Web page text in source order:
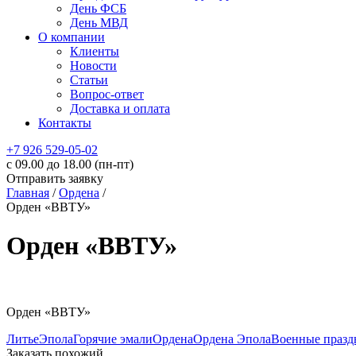
День ФСБ
День МВД
О компании
Клиенты
Новости
Статьи
Вопрос-ответ
Доставка и оплата
Контакты
+7 926 529-05-02
c 09.00 до 18.00 (пн-пт)
Отправить заявку
Главная /Ордена /
Орден «ВВТУ»
Орден «ВВТУ»
Орден «ВВТУ»
ЛитьеЭполаГорячие эмалиОрденаОрдена ЭполаВоенные
Заказать похожий